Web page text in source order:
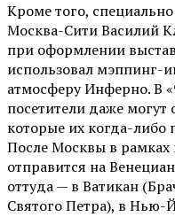
Кроме того,
Москва-Сити Василий
при оформлении
использовал мэппинг-
атмосферу Инферно. В
посетители даже
которые их когда-либо
После Москвы в рамках
отправится на
оттуда — в Ватикан
Святого Петра), в